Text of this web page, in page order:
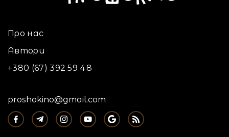
Про нас
Автори
+380 (67) 392 59 48
proshokino@gmail.com